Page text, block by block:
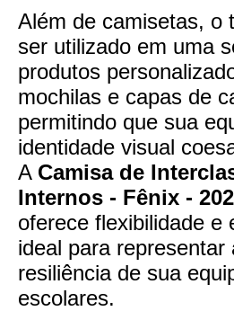
Além de camisetas, o
ser utilizado em uma
produtos
mochilas e capas de
permitindo que sua
identidade visual
A Camisa de
Internos - Fênix -
oferece flexibilidade e
ideal para representar
resiliência de sua
escolares.